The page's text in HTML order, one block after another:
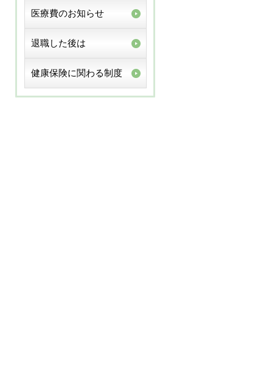
医療費のお知らせ
退職した後は
健康保険に関わる制度